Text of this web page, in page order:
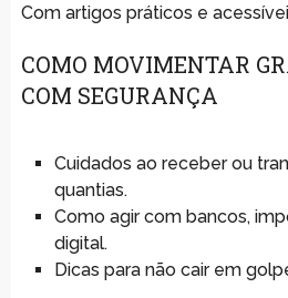
Com artigos práticos e
COMO MOVIMENTAR
COM SEGURANÇA
Cuidados ao receber ou
quantias.
Como agir com bancos,
digital.
Dicas para não cair em